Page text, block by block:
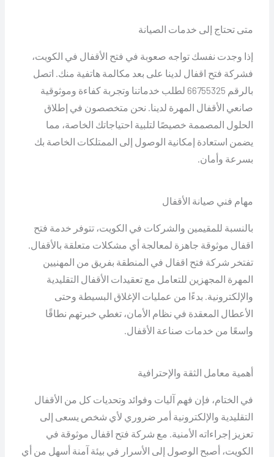
متى تحتاج إلى خدمات الصيانة
إذا وجدت نفسك تواجه صعوبة في فتح الأقفال في الكويت،
فشركة فتح اقفال لدينا على بعد مكالمة هاتفية منك. اتصل
بالرقم 66755325 لطلب خدماتنا وتجربة كفاءة وموثوقية
صانعي الأقفال المهرة لدينا. نحن متخصصون في إطلاق
الحلول المصممة خصيصًا لتلبية احتياجاتك الخاصة، مما
يضمن استعادة إمكانية الوصول إلى الممتلكات الخاصة بك
بسرعة وأمان.
مهام فني صيانة الأقفال
بالنسبة للمقيمين والشركات في الكويت، تتوفر خدمة فتح
اقفال موثوقة جاهزة لمعالجة أي مشكلات متعلقة بالأقفال.
تفتخر شركة فتح اقفال في المنطقة بفريق من المهنيين
المهرة المجهزين للتعامل مع تعقيدات الأقفال التقليدية
والإلكترونية. بدءًا من عمليات الإغلاق البسيطة وحتى
الأعطال المعقدة في نظام الأمان، تغطي خبرتهم نطاقًا
واسعًا من خدمات صناعة الأقفال.
أهمية معامل الثقة والإحترافية
في الختام، فإن فهم آليات وفوائد وتحديات كل من الأقفال
التقليدية والإلكترونية أمر ضروري لأي شخص يسعى إلى
تعزيز إجراءاته الأمنية. مع شركة فتح اقفال موثوقة في
الكويت، أصبح الوصول إلى الأسرار في بيئة آمنة أسهل من أي